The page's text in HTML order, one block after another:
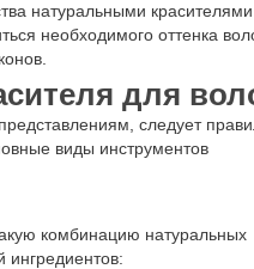
натуральными красителями
необходимого оттенка
для
следует
виды инструментов
комбинацию натуральных
ингредиентов: